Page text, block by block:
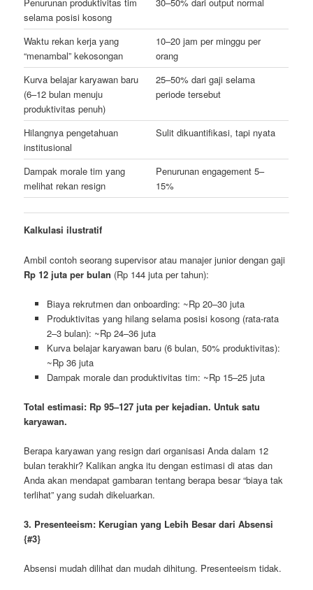
selama posisi kosong
Waktu rekan kerja yang
“menambal” kekosongan
10–20 jam per minggu per
orang
Kurva belajar karyawan baru
(6–12 bulan menuju
produktivitas penuh)
25–50% dari gaji selama
periode tersebut
Hilangnya pengetahuan
institusional
Sulit dikuantifikasi, tapi nyata
Dampak morale tim yang
melihat rekan resign
Penurunan engagement 5–
15%
Kalkulasi ilustratif
Ambil contoh seorang supervisor atau manajer junior dengan gaji
Rp 12 juta per bulan (Rp 144 juta per tahun):
Biaya rekrutmen dan onboarding: ~Rp 20–30 juta
Produktivitas yang hilang selama posisi kosong (rata-rata
2–3 bulan): ~Rp 24–36 juta
Kurva belajar karyawan baru (6 bulan, 50% produktivitas):
~Rp 36 juta
Dampak morale dan produktivitas tim: ~Rp 15–25 juta
Total estimasi: Rp 95–127 juta per kejadian. Untuk satu
karyawan.
Berapa karyawan yang resign dari organisasi Anda dalam 12
bulan terakhir? Kalikan angka itu dengan estimasi di atas dan
Anda akan mendapat gambaran tentang berapa besar “biaya tak
terlihat” yang sudah dikeluarkan.
3. Presenteeism: Kerugian yang Lebih Besar dari Absensi
{#3}
Absensi mudah dilihat dan mudah dihitung. Presenteeism tidak.